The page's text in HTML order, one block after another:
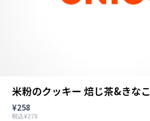
米粉のクッキー 焙じ茶&きなこ
¥258
税込¥278